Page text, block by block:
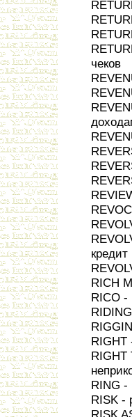
чеков
кредит
RICH
RICO
RIGHT
RIGHT
RING -
RISK -